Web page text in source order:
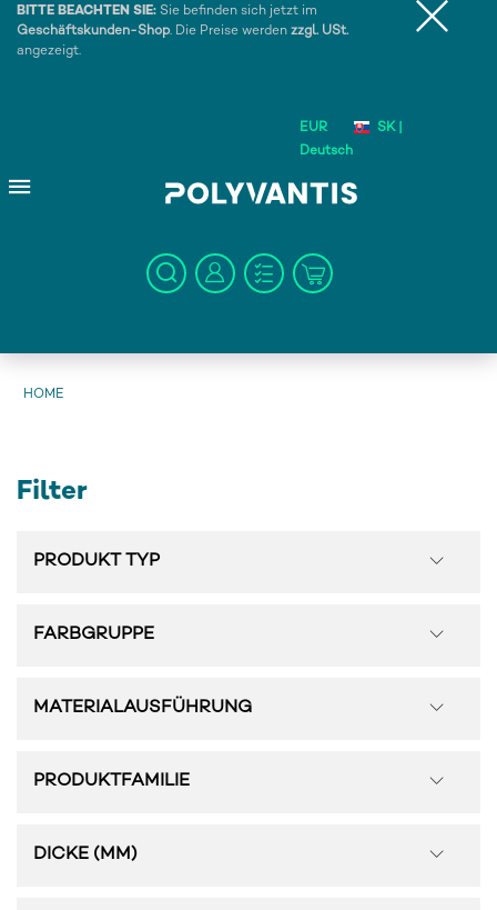
BITTE BEACHTEN SIE: Sie befinden sich jetzt im
Geschäftskunden-Shop. Die Preise werden zzgl. USt.
angezeigt.
EUR
SK |
Deutsch
HOME
Filter
PRODUKT TYP
FARBGRUPPE
MATERIALAUSFÜHRUNG
PRODUKTFAMILIE
DICKE (MM)